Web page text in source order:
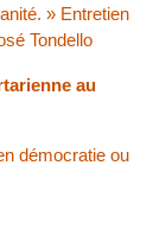
» Entretien
Tondello
au
démocratie ou